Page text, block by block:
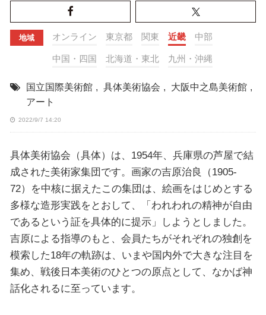
地域 オンライン 東京都 関東 近畿 中部
中国・四国 北海道・東北 九州・沖縄
国立国際美術館 , 具体美術協会 , 大阪中之島美術館 ,
アート
2022/9/7 14:20
具体美術協会（具体）は、1954年、兵庫県の芦屋で結
成された美術家集団です。画家の吉原治良（1905-
72）を中核に据えたこの集団は、絵画をはじめとする
多様な造形実践をとおして、「われわれの精神が自由
であるという証を具体的に提示」しようとしました。
吉原による指導のもと、会員たちがそれぞれの独創を
模索した18年の軌跡は、いまや国内外で大きな注目を
集め、戦後日本美術のひとつの原点として、なかば神
話化されるに至っています。